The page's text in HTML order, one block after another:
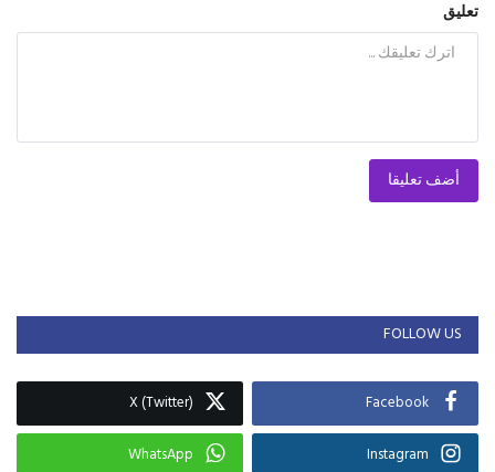
تعليق
أضف تعليقا
FOLLOW US
Facebook
X (Twitter)
Instagram
WhatsApp